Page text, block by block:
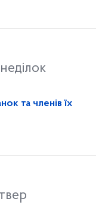
та членів їх